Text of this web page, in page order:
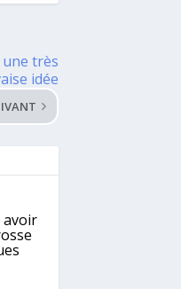
très
idée
avoir